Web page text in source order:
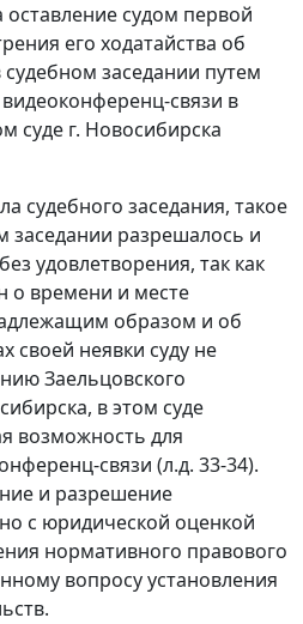
судом первой
его ходатайства об
заседании путем
связи в
суде г. Новосибирска
судебного заседания, такое
заседании разрешалось и
удовлетворения, так как
о времени и месте
образом и об
своей неявки суду не
Заельцовского
в этом суде
возможность для
связи (л.д. 33-34).
и разрешение
с юридической оценкой
нормативного правового
вопросу установления